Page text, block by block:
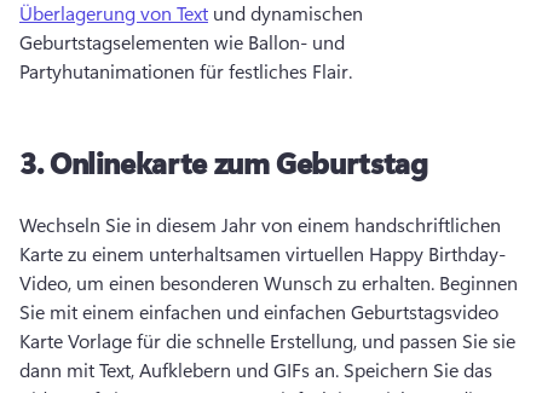
Überlagerung von Text und dynamischen
Geburtstagselementen wie Ballon- und
Partyhutanimationen für festliches Flair.
3.Onlinekarte zum Geburtstag
Wechseln Sie in diesem Jahr von einem handschriftlichen
Karte zu einem unterhaltsamen virtuellen Happy Birthday-
Video, um einen besonderen Wunsch zu erhalten. Beginnen
Sie mit einem einfachen und einfachen Geburtstagsvideo
Karte Vorlage für die schnelle Erstellung, und passen Sie sie
dann mit Text, Aufklebern und GIFs an. Speichern Sie das